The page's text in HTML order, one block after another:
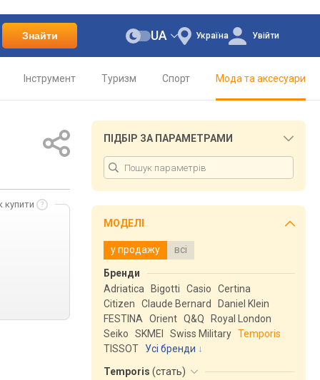
Знайти Україна
UA Увійти
Інструмент Туризм Спорт Мода та аксесуари
купити
ПІДБІР ЗА ПАРАМЕТРАМИ
МОДЕЛІ
у продажу всі
Бренди
Adriatica
Bigotti Casio
Certina
Citizen
Claude Bernard
Daniel Klein
FESTINA
Orient Q&Q
Royal London
Seiko
SKMEI Swiss Military Temporis
TISSOT
Усі бренди
Temporis (стать)